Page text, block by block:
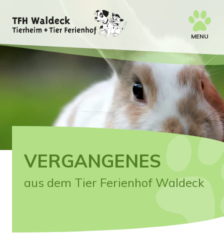
MENU
VERGANGENES
aus dem Tier Ferienhof Waldeck